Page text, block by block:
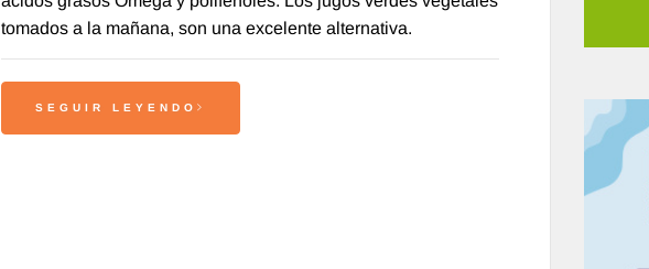
tomados a la mañana, son una excelente alternativa.
SEGUIR LEYENDO